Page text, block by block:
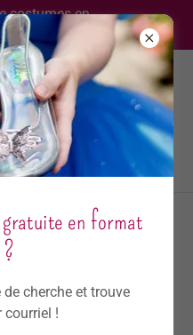
costumes en
!
1185
familial. Plongez dans un
et de conseils pour
en format
cherche et trouve
courriel !